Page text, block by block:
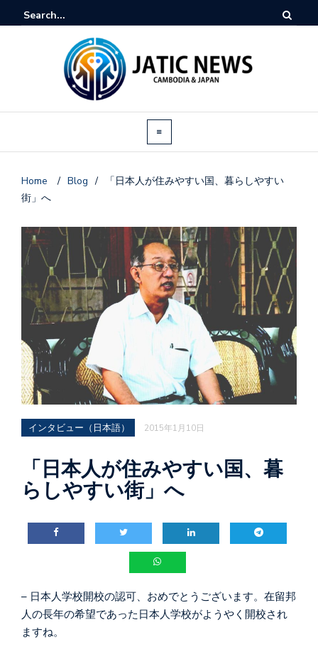
Home / Blog /
「日本人が住みやすい国、暮らしやすい
街」へ
インタビュー（日本語） 2015年1月10日
「日本人が住みやすい国、暮
らしやすい街」へ
– 日本人学校開校の認可、おめでとうございます。在留邦
人の長年の希望であった日本人学校がようやく開校され
ますね。